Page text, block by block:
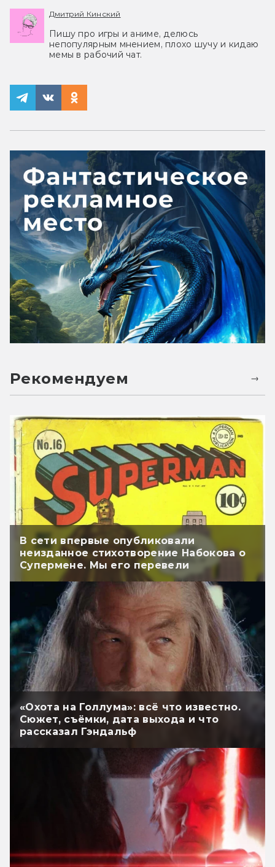
Дмитрий Кинский
Пишу про игры и аниме, делюсь
непопулярным мнением, плохо шучу и кидаю
мемы в рабочий чат.
Рекомендуем
В сети впервые опубликовали
неизданное стихотворение Набокова о
Супермене. Мы его перевели
«Охота на Голлума»: всё что известно.
Сюжет, съёмки, дата выхода и что
рассказал Гэндальф